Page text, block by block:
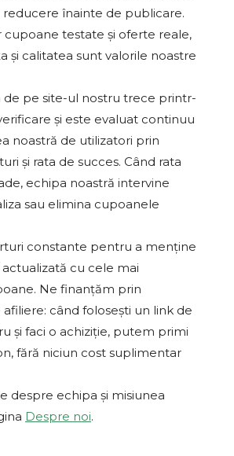
înainte de publicare.
cupoane testate și oferte reale,
și calitatea sunt valorile noastre
de pe site-ul nostru trece printr-
și este evaluat continuu
noastră de utilizatori prin
și rata de succes. Când rata
echipa noastră intervine
sau elimina cupoanele
constante pentru a menține
cu cele mai
Ne finanțăm prin
când folosești un link de
și faci o achiziție, putem primi
fără niciun cost suplimentar
despre echipa și misiunea
Despre noi.